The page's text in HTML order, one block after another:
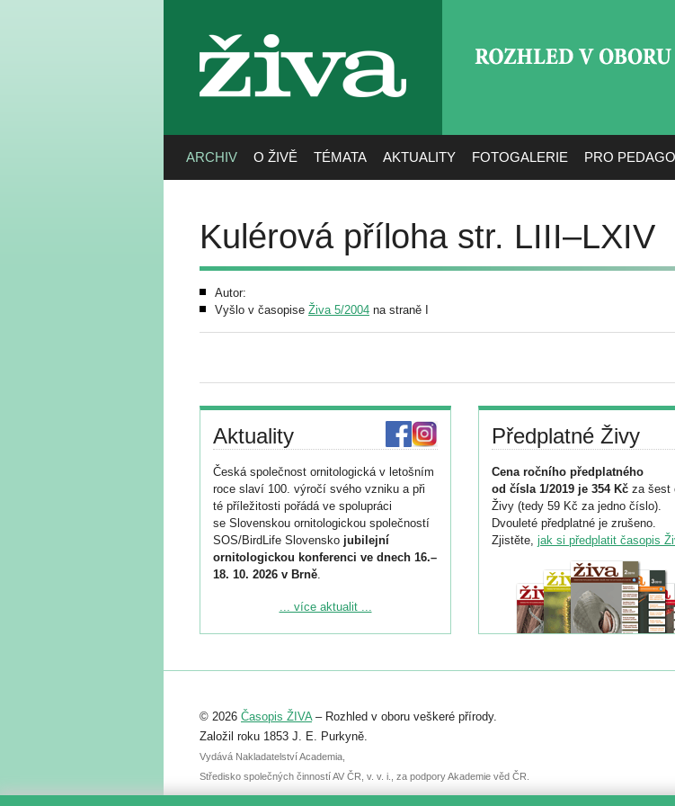
živa
ARCHIV O ŽIVĚ TÉMATA AKTUALITY FOTOGALERIE PRO
Kulérová příloha str. LIII–LXIV
Autor:
Vyšlo v časopise Živa 5/2004 na straně I
Aktuality
Česká společnost ornitologická v letošním
roce slaví 100. výročí svého vzniku a při
té příležitosti pořádá ve spolupráci
se Slovenskou ornitologickou společností
SOS/BirdLife Slovensko jubilejní
ornitologickou konferenci ve dnech 16.–
18. 10. 2026 v Brně.
Podrobnější informace ke konferenci
Registrovat se můžete do 6. září.
abstraktu přihlášené přednášky nebo
posteru je už 30. června.
... více aktualit ...
Předplatné Živy
Cena ročního předplatného
od čísla 1/2019 je 354 Kč za šest
Živy (tedy 59 Kč za jedno číslo).
Dvouleté předplatné je zrušeno.
Zjistěte, jak si předplatit časopis
© 2026 Časopis ŽIVA– Rozhled v oboru veškeré přírody.
Založil roku 1853 J. E. Purkyně.
Vydává Nakladatelství Academia,
Středisko společných činností AV ČR, v. v. i., za podpory Akademie věd ČR.